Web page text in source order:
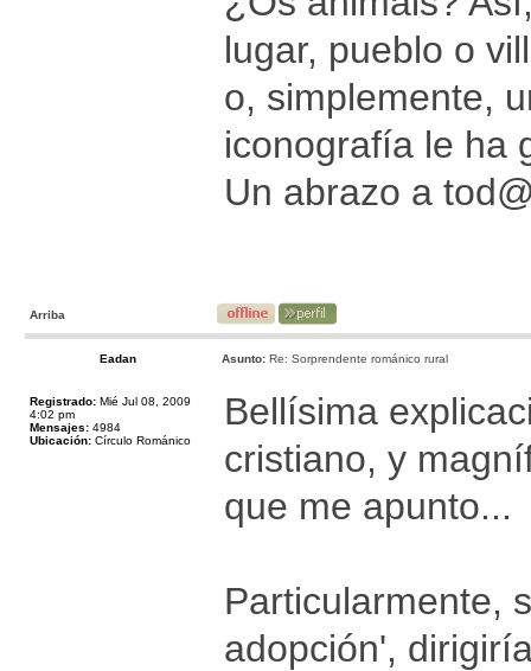
lugar, pueblo o
o, simplemente,
iconografía le ha
Un abrazo a
Arriba
Eadan Asunto: Re: Sorprendente románico rural
Registrado: Mié Jul 08, 2009
4:02 pm
Mensajes: 4984
Ubicación: Círculo Románico
Bellísima
cristiano, y
que me apunto...
Particularmente,
adopción',